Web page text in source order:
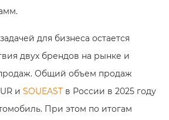
для бизнеса остается
двух брендов на рынке и
Общий объем продаж
и SOUEAST в России в 2025 году
При этом по итогам